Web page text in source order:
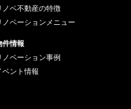
ノベ不動産の特徴
ノベーションメニュー
件情報
ノベーション事例
ベント情報